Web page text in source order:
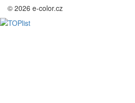
© 2026 e-color.cz